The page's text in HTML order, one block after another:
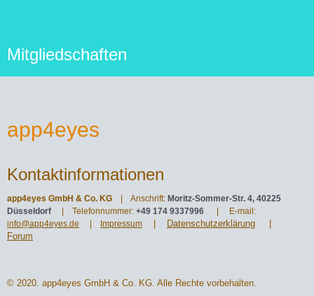
Mitgliedschaften
app4eyes
Kontaktinformationen
app4eyes GmbH & Co. KG | Anschrift: Moritz-Sommer-Str. 4, 40225
Düsseldorf
| Telefonnummer: +49 174 9337996
| E-mail:
info@app4eyes.de
Impressum Datenschutzerklärung
Forum
© 2020. app4eyes GmbH & Co. KG. Alle Rechte vorbehalten.